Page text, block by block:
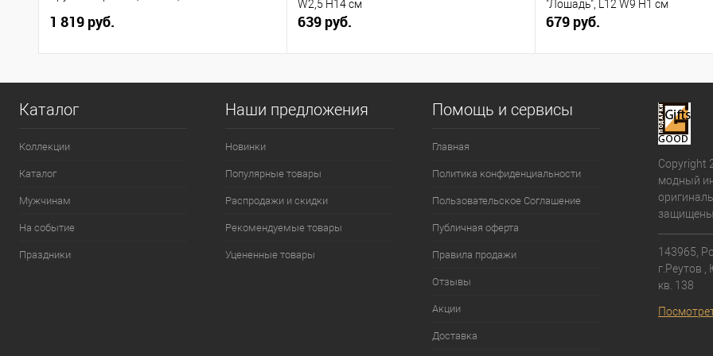
1 819 руб.
W2,5 H14 см
639 руб.
"Лошадь", L12 W9 H1 см
679 руб.
Каталог
Коллекции
Каталог
Мужчинам
На событие
Праздники
Наши предложения
Новинки
Популярные товары
Распродажи и скидки
Рекомендуемые товары
Уцененные товары
Помощь и сервисы
Главная
Политика конфиденциальности
Пользовательское Соглашение
Публичная оферта
Правила продажи
Отзывы
Акции
Доставка
Copyright
модный
143965,
г.Реутов
кв. 138⁠